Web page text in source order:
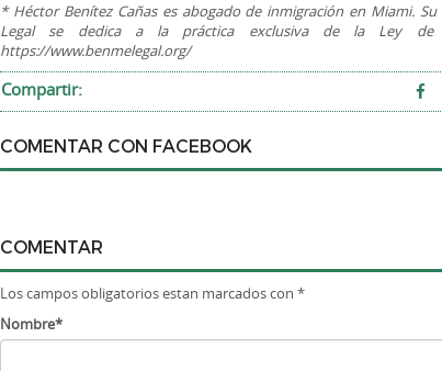
* Héctor Benítez Cañas es abogado de inmigración en Miami.
Legal se dedica a la práctica exclusiva de la Ley de
https://www.benmelegal.org/
Compartir:
COMENTAR CON FACEBOOK
COMENTAR
Los campos obligatorios estan marcados con *
Nombre*